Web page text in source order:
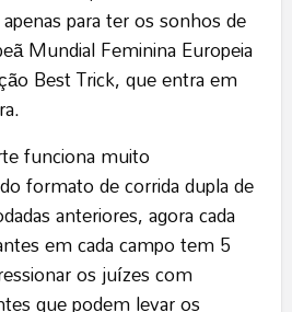
para ter os sonhos de
Mundial Feminina Europeia
Best Trick, que entra em
funciona muito
formato de corrida dupla de
anteriores, agora cada
em cada campo tem 5
os juízes com
que podem levar os